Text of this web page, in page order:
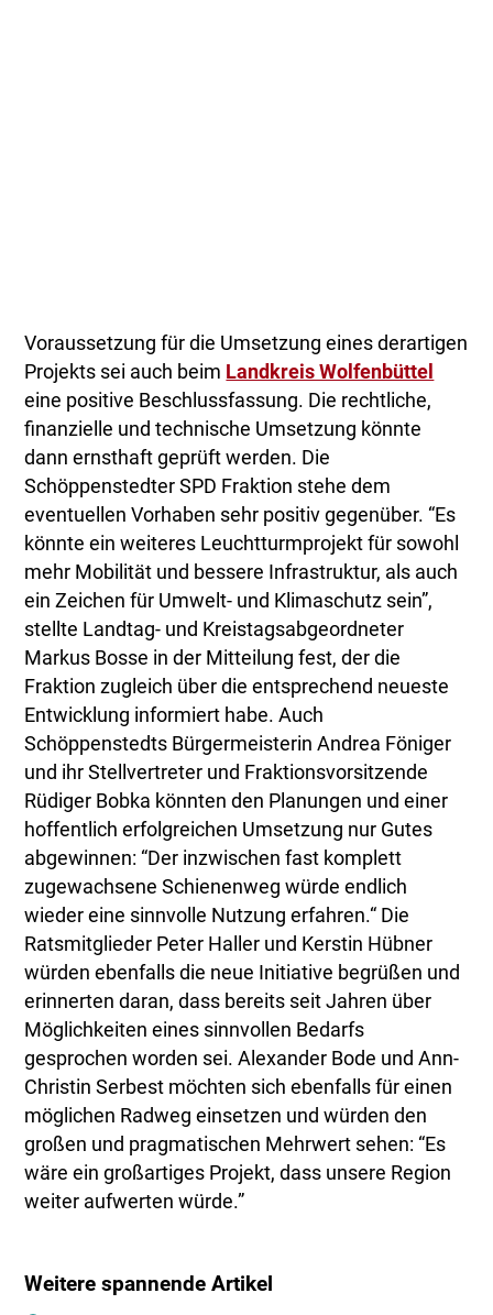
Voraussetzung für die Umsetzung eines derartigen
Projekts sei auch beim Landkreis Wolfenbüttel
eine positive Beschlussfassung. Die rechtliche,
finanzielle und technische Umsetzung könnte
dann ernsthaft geprüft werden. Die
Schöppenstedter SPD Fraktion stehe dem
eventuellen Vorhaben sehr positiv gegenüber. “Es
könnte ein weiteres Leuchtturmprojekt für sowohl
mehr Mobilität und bessere Infrastruktur, als auch
ein Zeichen für Umwelt- und Klimaschutz sein”,
stellte Landtag- und Kreistagsabgeordneter
Markus Bosse in der Mitteilung fest, der die
Fraktion zugleich über die entsprechend neueste
Entwicklung informiert habe. Auch
Schöppenstedts Bürgermeisterin Andrea Föniger
und ihr Stellvertreter und Fraktionsvorsitzende
Rüdiger Bobka könnten den Planungen und einer
hoffentlich erfolgreichen Umsetzung nur Gutes
abgewinnen: “Der inzwischen fast komplett
zugewachsene Schienenweg würde endlich
wieder eine sinnvolle Nutzung erfahren.“ Die
Ratsmitglieder Peter Haller und Kerstin Hübner
würden ebenfalls die neue Initiative begrüßen und
erinnerten daran, dass bereits seit Jahren über
Möglichkeiten eines sinnvollen Bedarfs
gesprochen worden sei. Alexander Bode und Ann-
Christin Serbest möchten sich ebenfalls für einen
möglichen Radweg einsetzen und würden den
großen und pragmatischen Mehrwert sehen: “Es
wäre ein großartiges Projekt, dass unsere Region
weiter aufwerten würde.”
Weitere spannende Artikel